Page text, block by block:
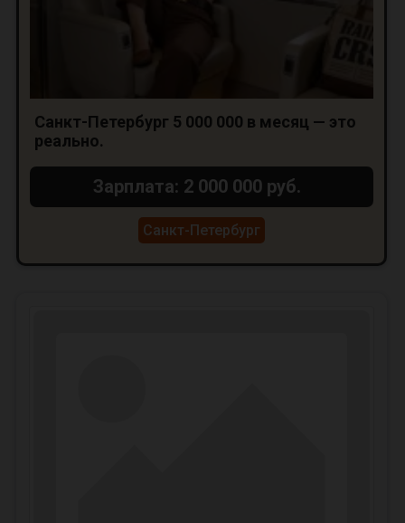
Санкт-Петербург 5 000 000 в месяц — это
реально.
Зарплата: 2 000 000 руб.
Санкт-Петербург